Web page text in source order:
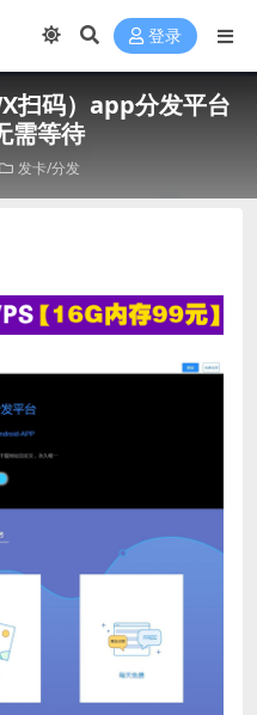
登录
扫码）app分发平台
需等待
发卡/分发